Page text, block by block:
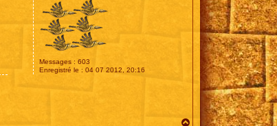
Messages : 603
Enregistré le : 04 07 2012, 20:16